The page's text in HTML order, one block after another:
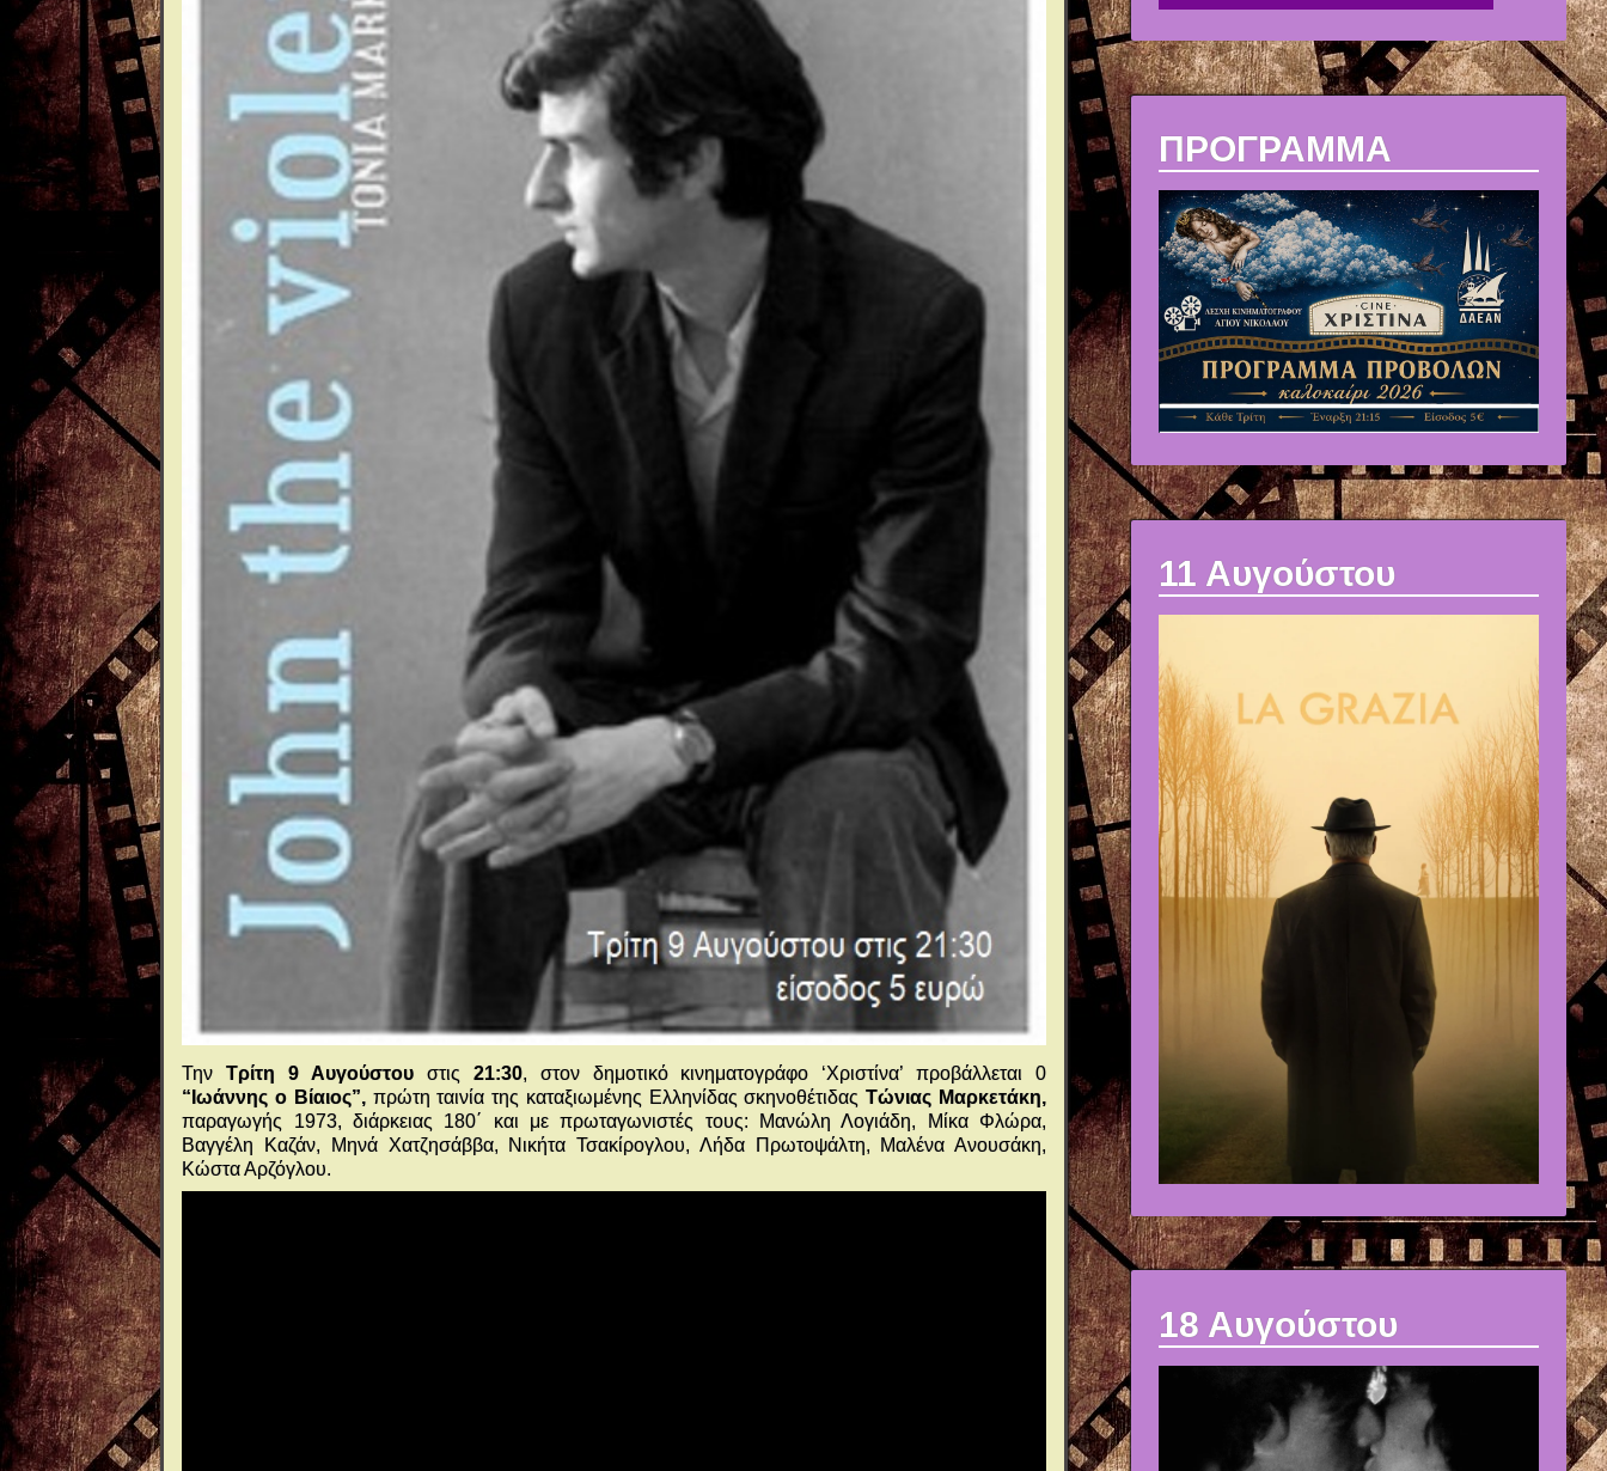
ΤηνΤρίτη 9 Αυγούστου στις 21:30, στον δημοτικό κινηματογράφο ‘Χριστίνα’ προβάλλεται 0
“Ιωάννης ο Βίαιος”,πρώτη ταινία της καταξιωμένης Ελληνίδας σκηνοθέτιδαςΤώνιας Μαρκετάκη,
παραγωγής 1973, διάρκειας 180΄ και με πρωταγωνιστές τους: Μανώλη Λογιάδη, Μίκα Φλώρα,
Βαγγέλη Καζάν, Μηνά Χατζησάββα, Νικήτα Τσακίρογλου, Λήδα Πρωτοψάλτη, Μαλένα Ανουσάκη,
Κώστα Αρζόγλου.
ΠΡΟΓΡΑΜΜΑ
11 Αυγούστου
18 Αυγούστου